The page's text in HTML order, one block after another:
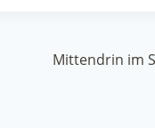
Mittendrin im